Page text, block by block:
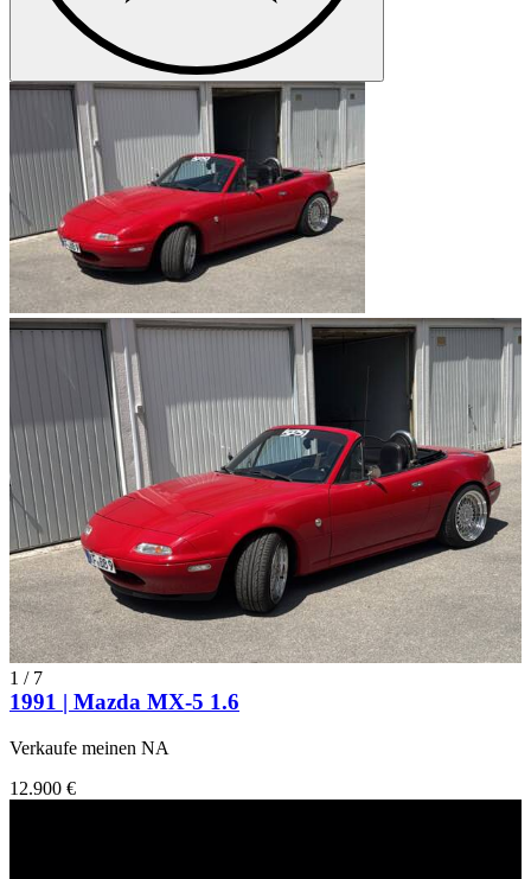
1 / 7
1991 | Mazda MX-5 1.6
Verkaufe meinen NA
12.900 €